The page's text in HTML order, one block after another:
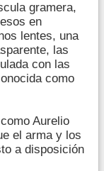
gramera,
en
lentes, una
las
con las
como
Aurelio
el arma y los
a disposición